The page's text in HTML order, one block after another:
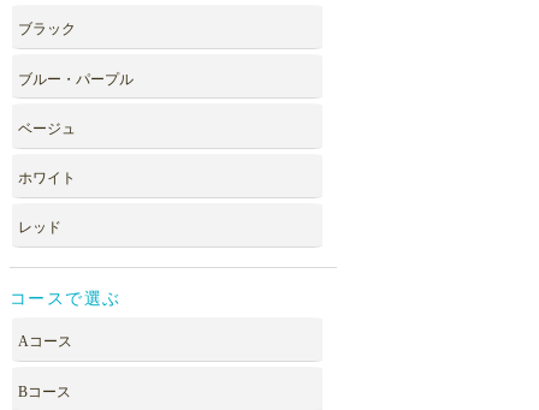
ブラック
ブルー・パープル
ベージュ
ホワイト
レッド
コースで選ぶ
Aコース
Bコース